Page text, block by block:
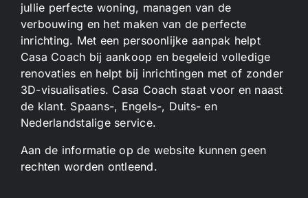
jullie perfecte woning, managen van de
verbouwing en het maken van de perfecte
inrichting. Met een persoonlijke aanpak helpt
Casa Coach bij aankoop en begeleid volledige
renovaties en helpt bij inrichtingen met of zonder
3D-visualisaties. Casa Coach staat voor en naast
de klant. Spaans-, Engels-, Duits- en
Nederlandstalige service.
Aan de informatie op de website kunnen geen
rechten worden ontleend.